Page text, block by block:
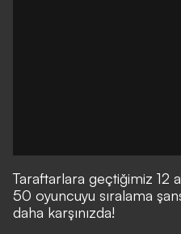
Taraftarlara geçtiğimiz 12
50 oyuncuyu sıralama
daha karşınızda!